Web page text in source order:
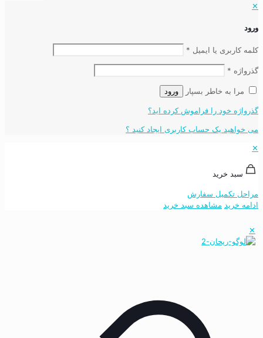
✕
ورود
کلمه کاربری یا ایمیل *
گذرواژه *
مرا به خاطر بسپار ورود
گذرواژه خود را فراموش کرده اید؟
می خواهید یک حساب کاربری ایجاد کنید ؟
✕
سبد خرید
مراحل تکمیل سفارش
ادامه خرید مشاهده سبد خرید
✕